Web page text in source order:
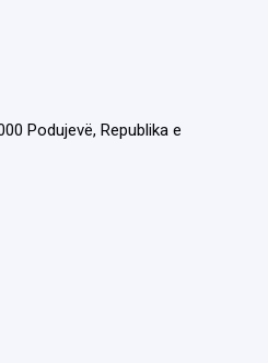
Podujevë, Republika e